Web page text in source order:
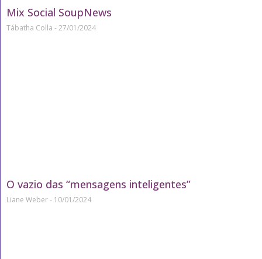
Mix Social SoupNews
Tábatha Colla 27/01/2024
O vazio das “mensagens inteligentes”
Liane Weber 10/01/2024